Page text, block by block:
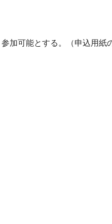
加可能とする。（申込用紙